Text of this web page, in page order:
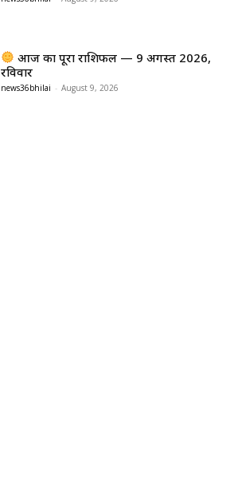
आज का पूरा राशिफल — 9 अगस्त 2026,
रविवार
news36bhilai - August 9, 2026